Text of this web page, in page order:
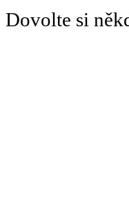
Dovolte si